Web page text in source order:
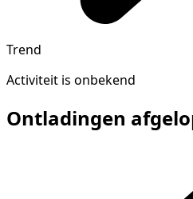
Trend
Activiteit is onbekend
Ontladingen